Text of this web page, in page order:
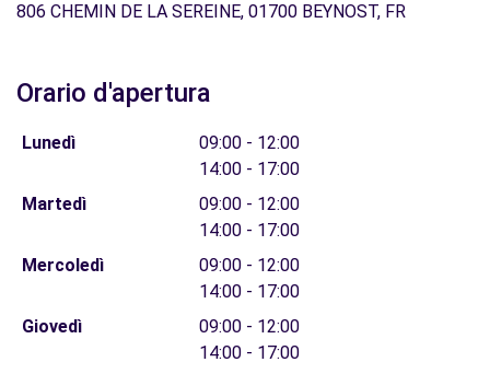
806 CHEMIN DE LA SEREINE, 01700 BEYNOST, FR
Orario d'apertura
Lunedì
09:00 - 12:00
14:00 - 17:00
Martedì
09:00 - 12:00
14:00 - 17:00
Mercoledì
09:00 - 12:00
14:00 - 17:00
Giovedì
09:00 - 12:00
14:00 - 17:00